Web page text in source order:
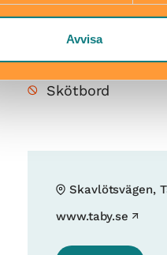
Avvisa
Hiss och ramper
Skötbord
Skavlötsvägen,
www.taby.se